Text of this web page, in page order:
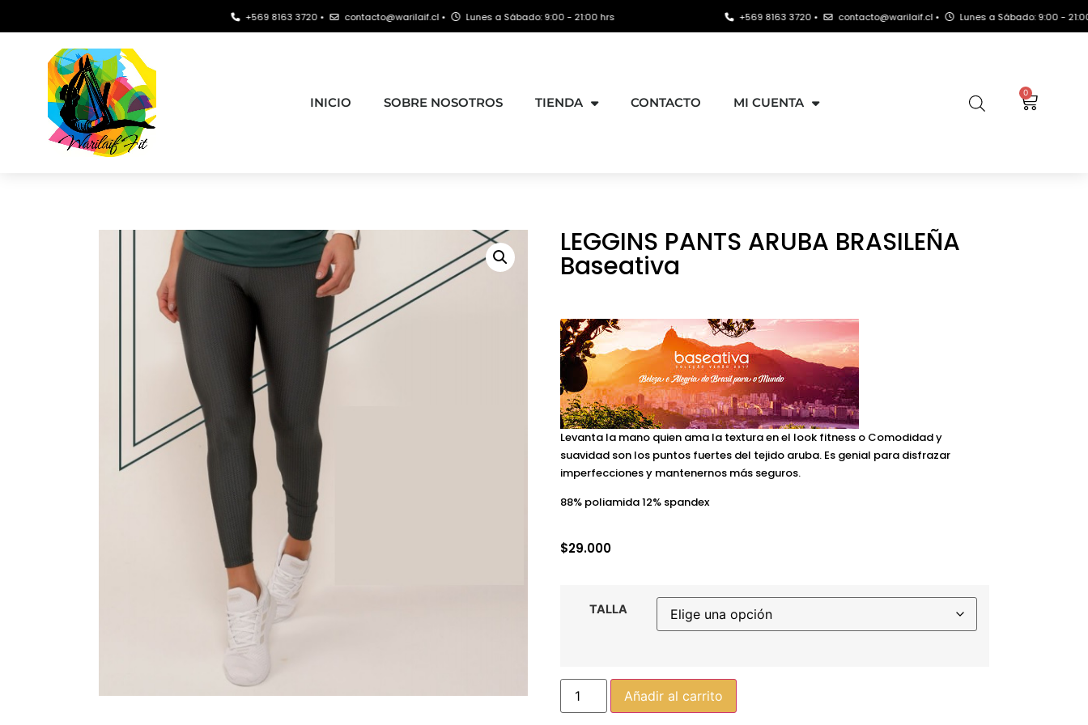
+569 8163 3720 • contacto@warilaif.cl • Lunes a Sábado: 9:00 - 21:00 hrs +569 8163 3720 • contacto@warilaif.cl • Lunes a Sábado: 9:00 - 21:00 hrs
INICIO SOBRE NOSOTROS TIENDA CONTACTO MI CUENTA
0
LEGGINS PANTS ARUBA BRASILEÑA
Baseativa
Levanta la mano quien ama la textura en el look fitness o Comodidad y
suavidad son los puntos fuertes del tejido aruba. Es genial para disfrazar
imperfecciones y mantenernos más seguros.
88% poliamida 12% spandex
$29.000
TALLA
Añadir al carrito